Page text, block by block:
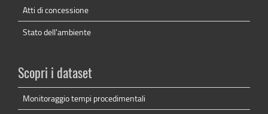
Atti di concessione
Stato dell'ambiente
Scopri i dataset
Monitoraggio tempi procedimentali